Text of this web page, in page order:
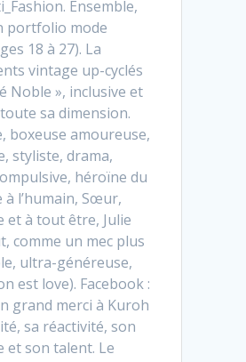
Ensemble,
portfolio mode
18 à 27). La
vintage up-cyclés
Noble », inclusive et
sa dimension.
boxeuse amoureuse,
styliste, drama,
héroïne du
à l’humain, Sœur,
et à tout être, Julie
comme un mec plus
ultra-généreuse,
est love). Facebook :
grand merci à Kuroh
sa réactivité, son
et son talent. Le